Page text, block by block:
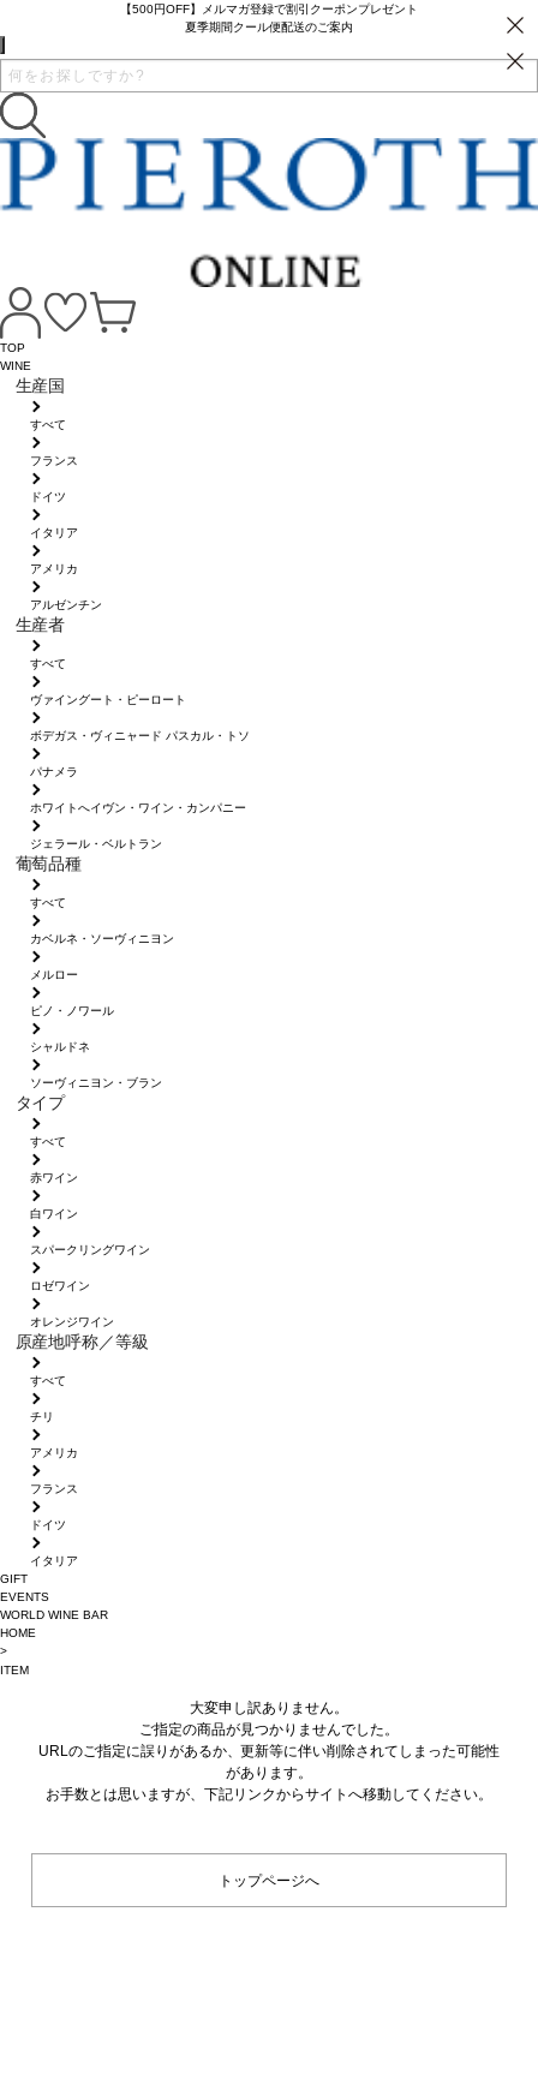
【500円OFF】メルマガ登録で割引クーポンプレゼント
夏季期間クール便配送のご案内
TOP
WINE
生産国
すべて
フランス
ドイツ
イタリア
アメリカ
アルゼンチン
生産者
すべて
ヴァイングート・ピーロート
ボデガス・ヴィニャード パスカル・トソ
パナメラ
ホワイトへイヴン・ワイン・カンパニー
ジェラール・ベルトラン
葡萄品種
すべて
カベルネ・ソーヴィニヨン
メルロー
ピノ・ノワール
シャルドネ
ソーヴィニヨン・ブラン
タイプ
すべて
赤ワイン
白ワイン
スパークリングワイン
ロゼワイン
オレンジワイン
原産地呼称／等級
すべて
チリ
アメリカ
フランス
ドイツ
イタリア
GIFT
EVENTS
WORLD WINE BAR
HOME
>
ITEM
大変申し訳ありません。
ご指定の商品が見つかりませんでした。
URLのご指定に誤りがあるか、更新等に伴い削除されてしまった可能性
があります。
お手数とは思いますが、下記リンクからサイトへ移動してください。
トップページへ